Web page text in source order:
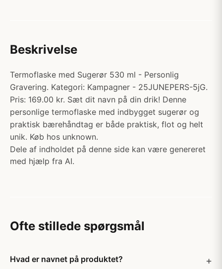
Beskrivelse
Termoflaske med Sugerør 530 ml - Personlig
Gravering. Kategori: Kampagner - 25JUNEPERS-5jG.
Pris: 169.00 kr. Sæt dit navn på din drik! Denne
personlige termoflaske med indbygget sugerør og
praktisk bærehåndtag er både praktisk, flot og helt
unik. Køb hos unknown.
Dele af indholdet på denne side kan være genereret
med hjælp fra AI.
Ofte stillede spørgsmål
Hvad er navnet på produktet?